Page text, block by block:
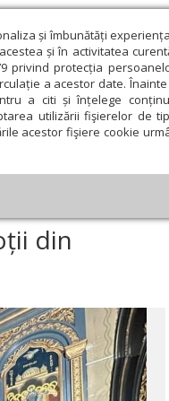
și îmbunătăți
și în activitatea
privind protecția
a acestor date.
a citi și înțelege
utilizării fişierelor de
acestor fişiere cookie
de presă
și Cultură
din Episcopia Dacia Felix
din